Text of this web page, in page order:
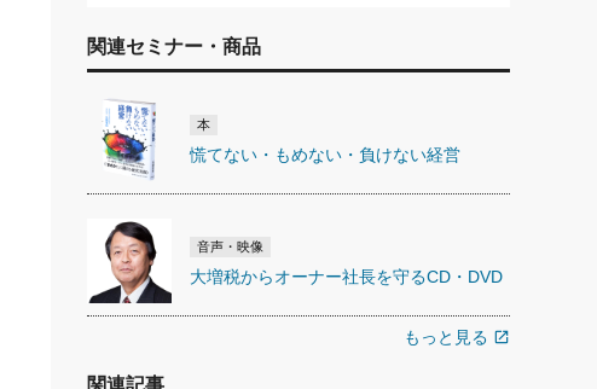
関連セミナー・商品
本
慌てない・もめない・負けない経営
音声・映像
大増税からオーナー社長を守るCD・DVD
もっと見る open_in_new
関連記事